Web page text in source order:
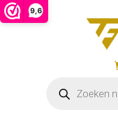
9,6
zoeken